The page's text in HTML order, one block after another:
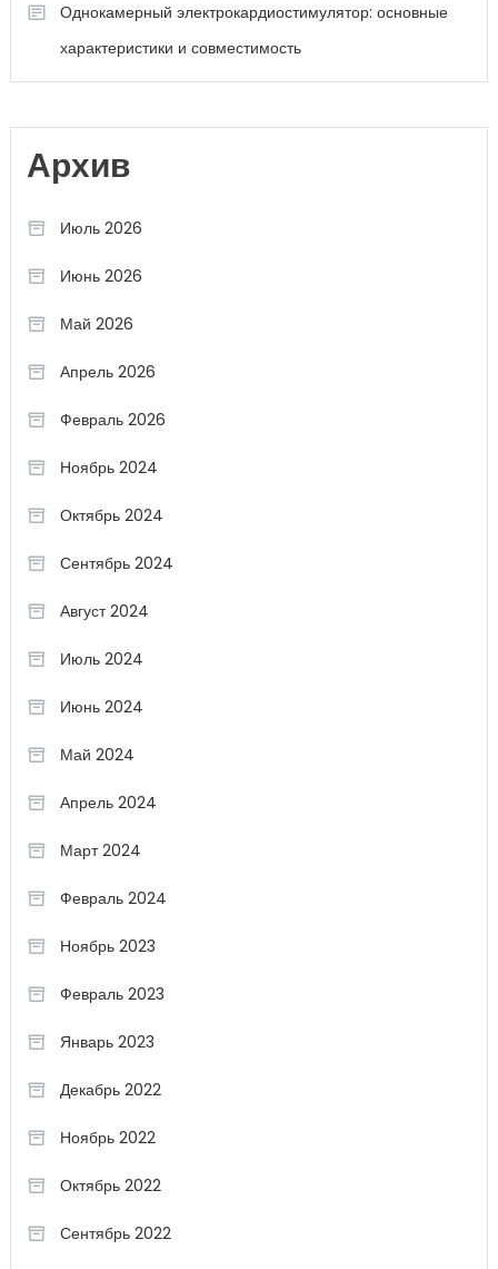
Однокамерный электрокардиостимулятор: основные
характеристики и совместимость
Архив
Июль 2026
Июнь 2026
Май 2026
Апрель 2026
Февраль 2026
Ноябрь 2024
Октябрь 2024
Сентябрь 2024
Август 2024
Июль 2024
Июнь 2024
Май 2024
Апрель 2024
Март 2024
Февраль 2024
Ноябрь 2023
Февраль 2023
Январь 2023
Декабрь 2022
Ноябрь 2022
Октябрь 2022
Сентябрь 2022